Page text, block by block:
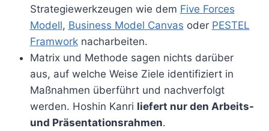
Strategiewerkzeugen wie dem Five Forces
Modell, Business Model Canvas oder PESTEL
Framworknacharbeiten.
Matrix und Methode sagen nichts darüber
aus, auf welche Weise Ziele identifiziert in
Maßnahmen überführt und nachverfolgt
werden. Hoshin Kanri liefert nur den Arbeits-
und Präsentationsrahmen.